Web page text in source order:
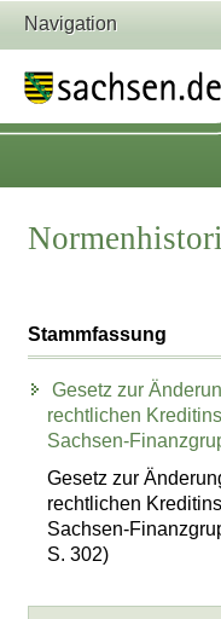
Navigation
Stammfassung
Gesetz zur
rechtlichen
Sachsen-
Gesetz zur
rechtlichen
Sachsen-
S. 302)